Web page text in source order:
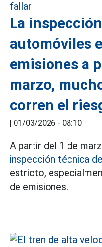
La
automóviles
emisiones a
marzo,
corren el
| 01/03/2026 - 08:10
A partir del 1 de
inspección técnica
estricto,
de emisiones.